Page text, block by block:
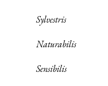
Sylvestris
Naturabilis
Sensibilis